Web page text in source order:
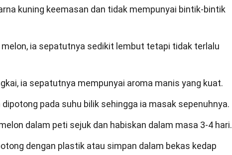
kuning keemasan dan tidak mempunyai bintik-bintik
ia sepatutnya sedikit lembut tetapi tidak terlalu
ia sepatutnya mempunyai aroma manis yang kuat.
pada suhu bilik sehingga ia masak sepenuhnya.
dalam peti sejuk dan habiskan dalam masa 3-4 hari.
dengan plastik atau simpan dalam bekas kedap